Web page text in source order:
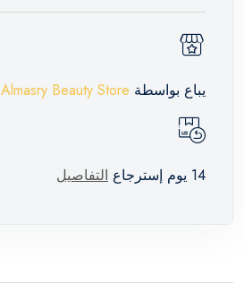
يباع بواسطة Almasry Beauty Store
14 يوم إسترجاع التفاصيل